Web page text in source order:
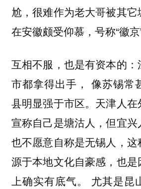
尬，很难作为老大哥被其
在安徽颇受仰慕，号称“徽京
互相不服，也是有资本的
市都拿得出手， 像苏锡常
县明显强于市区。天津人
宣称自己是塘沽人，但宜兴
也不愿意自称是无锡人，
源于本地文化自豪感，也是
上确实有底气。 尤其是昆